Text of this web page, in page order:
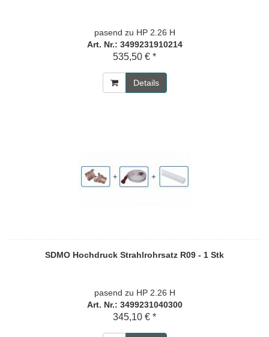
pasend zu HP 2.26 H
Art. Nr.: 3499231910214
535,50 € *
Details
SDMO Hochdruck Strahlrohrsatz R09 - 1 Stk
pasend zu HP 2.26 H
Art. Nr.: 3499231040300
345,10 € *